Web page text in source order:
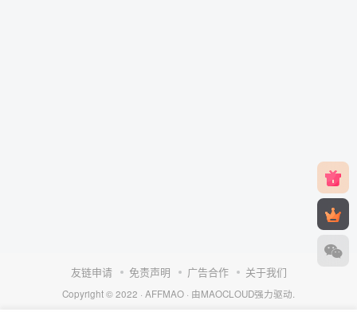
友链申请 免责声明 广告合作 关于我们
Copyright © 2022 · AFFMAO · 由MAOCLOUD强力驱动.